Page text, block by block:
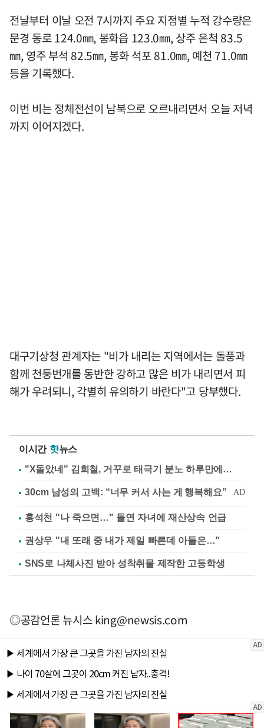
전날부터 이날 오전 7시까지 주요 지점별 누적 강수량은
문경 동로 124.0㎜, 봉화읍 123.0㎜, 상주 은척 83.5
㎜, 영주 부석 82.5㎜, 봉화 석포 81.0㎜, 예천 71.0㎜
등을 기록했다.
이번 비는 정체전선이 남북으로 오르내리면서 오늘 저녁
까지 이어지겠다.
대구기상청 관계자는 "비가 내리는 지역에서는 돌풍과
함께 천둥번개를 동반한 강하고 많은 비가 내리면서 피
해가 우려되니, 각별히 유의하기 바란다"고 당부했다.
이시간 핫뉴스
"X돌았네" 김희철, 거꾸로 태극기 분노 하루만에…
홍석천 "나 죽으면…" 돌연 자녀에 재산상속 언급
권상우 "내 또래 중 내가 제일 빠른데 아들은…"
SNS로 나체사진 받아 성착취물 제작한 고등학생
◎공감언론 뉴시스king@newsis.com